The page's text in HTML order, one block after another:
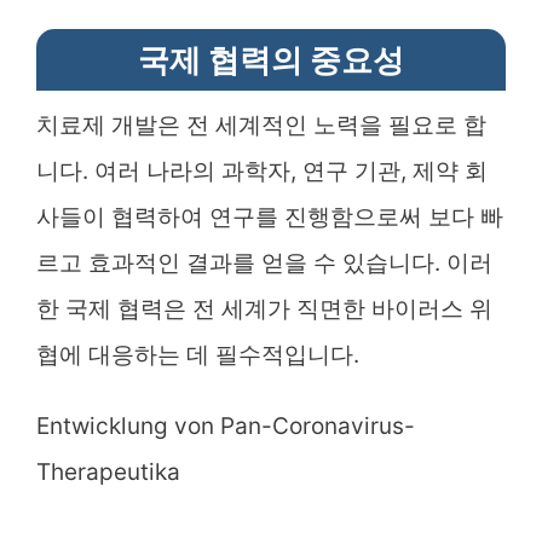
국제 협력의 중요성
치료제 개발은 전 세계적인 노력을 필요로 합
니다. 여러 나라의 과학자, 연구 기관, 제약 회
사들이 협력하여 연구를 진행함으로써 보다 빠
르고 효과적인 결과를 얻을 수 있습니다. 이러
한 국제 협력은 전 세계가 직면한 바이러스 위
협에 대응하는 데 필수적입니다.
Entwicklung von Pan-Coronavirus-
Therapeutika